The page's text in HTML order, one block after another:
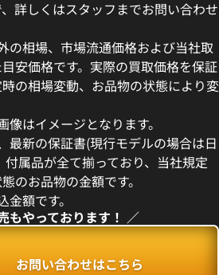
です
参考買取価格
499,000円
※2026年5月9日時点の参考買
詳しくはスタッフまでお問い合わせ
の相場、市場流通価格および当社取
安価格です。実際の買取価格を保証
の相場変動、お品物の状態により変
はイメージとなります。
最新の保証書(現行モデルの場合は日
属品が全て揃っており、当社規定
のお品物の金額です。
額です。
もやっております！ ／
お問い合わせはこちら